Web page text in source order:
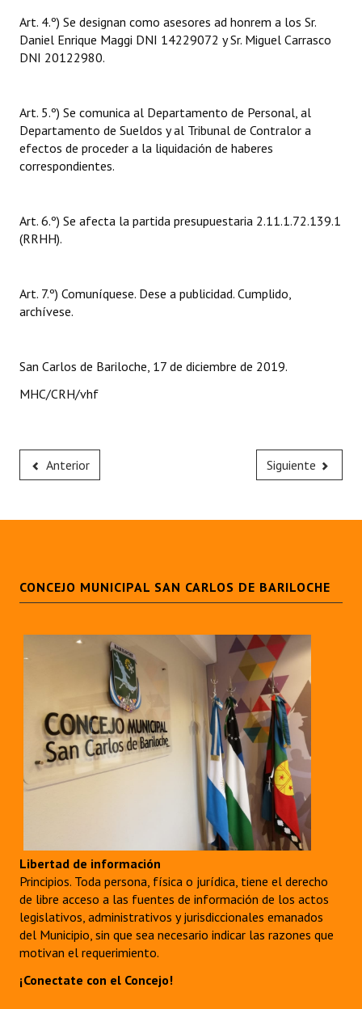
Art. 4.º) Se designan como asesores ad honrem a los Sr.
Daniel Enrique Maggi DNI 14229072 y Sr. Miguel Carrasco
DNI 20122980.
Art. 5.º) Se comunica al Departamento de Personal, al
Departamento de Sueldos y al Tribunal de Contralor a
efectos de proceder a la liquidación de haberes
correspondientes.
Art. 6.º) Se afecta la partida presupuestaria 2.11.1.72.139.1
(RRHH).
Art. 7.º) Comuníquese. Dese a publicidad. Cumplido,
archívese.
San Carlos de Bariloche, 17 de diciembre de 2019.
MHC/CRH/vhf
Anterior Siguiente
CONCEJO MUNICIPAL SAN CARLOS DE BARILOCHE
Libertad de información
Principios. Toda persona, física o jurídica, tiene el derecho
de libre acceso a las fuentes de información de los actos
legislativos, administrativos y jurisdiccionales emanados
del Municipio, sin que sea necesario indicar las razones que
motivan el requerimiento.
¡Conectate con el Concejo!